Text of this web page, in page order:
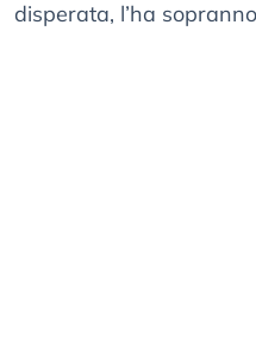
disperata, l’ha